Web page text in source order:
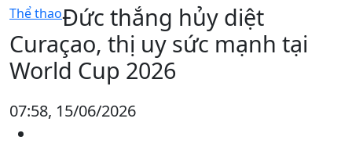
Thể thaoĐức thắng hủy diệt
Curaçao, thị uy sức mạnh tại
World Cup 2026
07:58, 15/06/2026